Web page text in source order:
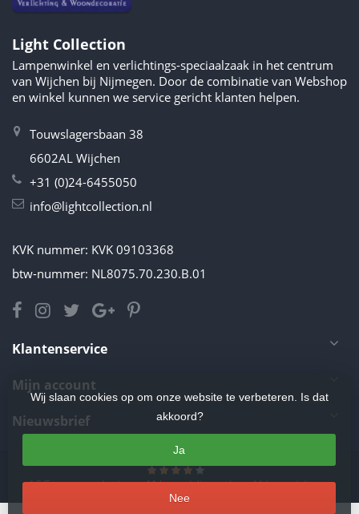
Light Collection
Lampenwinkel en verlichtings-speciaalzaak in het centrum
van Wijchen bij Nijmegen. Door de combinatie van Webshop
en winkel kunnen we service gericht klanten helpen.
Touwslagersbaan 38
6602AL Wijchen
+31 (0)24-6455050
info@lightcollection.nl
KVK nummer: KVK 09103368
btw-nummer: NL8075.70.230.B.01
Klantenservice
Mijn account
Nieuwsbrief
4.5/5sterren op basis van11beoordelingen.Lees 11 beoordelingen
Wij slaan cookies op om onze website te verbeteren. Is dat
akkoord?
Ja
Nee